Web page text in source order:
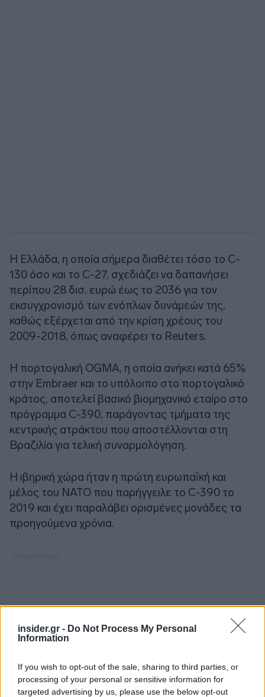
insider.gr - Do Not Process My Personal
Information
If you wish to opt-out of the sale, sharing to third parties, or
processing of your personal or sensitive information for
targeted advertising by us, please use the below opt-out
Η Ελλάδα, η οποία σήμερα διαθέτει τόσο το C-
130 όσο και το C-27, σχεδιάζει να δαπανήσει
περίπου 28 δισ. ευρώ έως το 2036 για τον
εκσυγχρονισμό των ενόπλων δυνάμεών της,
καθώς εξέρχεται από την κρίση χρέους του
2009-2018, όπως αναφέρει το Reuters.
Η πορτογαλική OGMA, η οποία ανήκει κατά 65%
στην Embraer και το υπόλοιπο στο πορτογαλικό
κράτος, αποτελεί βασικό βιομηχανικό εταίρο στο
πρόγραμμα C-390, παράγοντας τμήματα της
κεντρικής ατράκτου που αποστέλλονται στη
Βραζιλία για τελική συναρμολόγηση.
Η ιβηρική χώρα ήταν η πρώτη ευρωπαϊκή και
μέλος του ΝΑΤΟ που παρήγγειλε το C-390 το
2019 και έχει παραλάβει ορισμένες μονάδες τα
προηγούμενα χρόνια.